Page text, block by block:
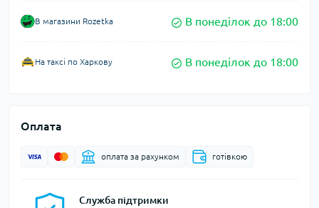
В магазини Rozetka В понеділок до 18:00
На таксі по Харкову В понеділок до 18:00
Оплата
оплата за рахунком готівкою
Служба підтримки